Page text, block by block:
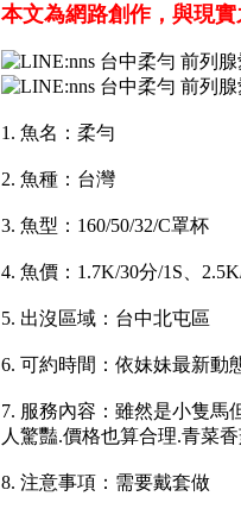
本文為網路創作，與現
1. 魚名：柔勻
2. 魚種：台灣
3. 魚型：160/50/32/C罩杯
4. 魚價：1.7K/30分/1S、
5. 出沒區域：台中北屯區
6. 可約時間：依妹妹最新動
7. 服務內容：雖然是小隻馬
人驚豔.價格也算合理.青菜
8. 注意事項：需要戴套做